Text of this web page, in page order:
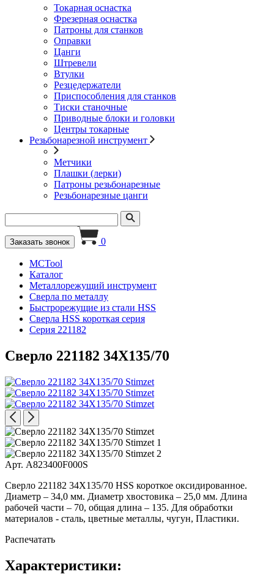
Токарная оснастка
Фрезерная оснастка
Патроны для станков
Оправки
Цанги
Штревели
Втулки
Резцедержатели
Приспособления для станков
Тиски станочные
Приводные блоки и головки
Центры токарные
Резьбонарезной инструмент
Метчики
Плашки (лерки)
Патроны резьбонарезные
Резьбонарезные цанги
Заказать звонок 0
MCTool
Каталог
Металлорежущий инструмент
Сверла по металлу
Быстрорежущие из стали HSS
Сверла HSS короткая серия
Серия 221182
Сверло 221182 34X135/70
Арт. A823400F000S
Сверло 221182 34X135/70 HSS короткое оксидированное.
Диаметр – 34,0 мм. Диаметр хвостовика – 25,0 мм. Длина
рабочей части – 70, общая длина – 135. Для обработки
материалов - сталь, цветные металлы, чугун, Пластики.
Распечатать
Характеристики: